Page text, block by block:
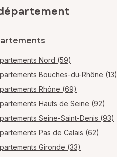
Nord (59)
Bouches-du-Rhône (13)
Rhône (69)
Hauts de Seine (92)
Seine-Saint-Denis (93)
Pas de Calais (62)
Gironde (33)